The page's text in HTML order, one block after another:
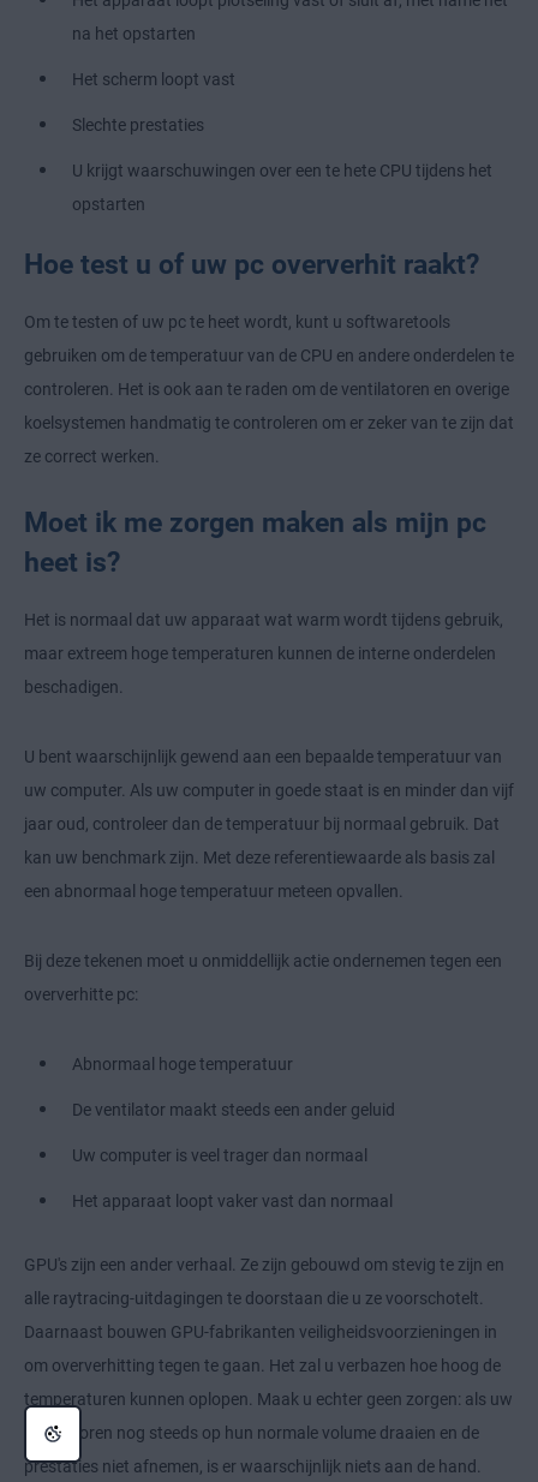
na het opstarten
Het scherm loopt vast
Slechte prestaties
U krijgt waarschuwingen over een te hete CPU tijdens het
opstarten
Hoe test u of uw pc oververhit raakt?
Om te testen of uw pc te heet wordt, kunt u softwaretools
gebruiken om de temperatuur van de CPU en andere onderdelen te
controleren. Het is ook aan te raden om de ventilatoren en overige
koelsystemen handmatig te controleren om er zeker van te zijn dat
ze correct werken.
Moet ik me zorgen maken als mijn pc
heet is?
Het is normaal dat uw apparaat wat warm wordt tijdens gebruik,
maar extreem hoge temperaturen kunnen de interne onderdelen
beschadigen.
U bent waarschijnlijk gewend aan een bepaalde temperatuur van
uw computer. Als uw computer in goede staat is en minder dan vijf
jaar oud, controleer dan de temperatuur bij normaal gebruik. Dat
kan uw benchmark zijn. Met deze referentiewaarde als basis zal
een abnormaal hoge temperatuur meteen opvallen.
Bij deze tekenen moet u onmiddellijk actie ondernemen tegen een
oververhitte pc:
Abnormaal hoge temperatuur
De ventilator maakt steeds een ander geluid
Uw computer is veel trager dan normaal
Het apparaat loopt vaker vast dan normaal
GPU's zijn een ander verhaal. Ze zijn gebouwd om stevig te zijn en
alle raytracing-uitdagingen te doorstaan die u ze voorschotelt.
Daarnaast bouwen GPU-fabrikanten veiligheidsvoorzieningen in
om oververhitting tegen te gaan. Het zal u verbazen hoe hoog de
temperaturen kunnen oplopen. Maak u echter geen zorgen: als uw
ventilatoren nog steeds op hun normale volume draaien en de
prestaties niet afnemen, is er waarschijnlijk niets aan de hand.